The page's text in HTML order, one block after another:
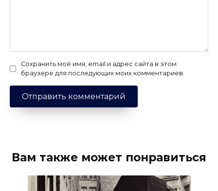
Сохранить моё имя, email и адрес сайта в этом
браузере для последующих моих комментариев.
Вам также может понравиться